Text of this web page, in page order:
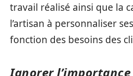
travail réalisé ainsi que la
l’artisan à personnaliser
fonction des besoins des
Ignorer